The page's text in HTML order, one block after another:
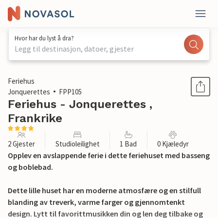
Hvor har du lyst å dra?
Legg til destinasjon, datoer, gjester
1 / 19
Feriehus
Jonquerettes
FPP105
Feriehus - Jonquerettes ,
Frankrike
2 Gjester Studioleilighet 1 Bad 0 Kjæledyr
Opplev en avslappende ferie i dette feriehuset med basseng
og boblebad.
Dette lille huset har en moderne atmosfære og en stilfull
blanding av treverk, varme farger og gjennomtenkt
design. Lytt til favorittmusikken din og len deg tilbake og